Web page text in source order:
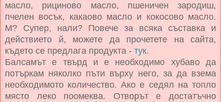
масло, рициново масло, пшеничен зародиш,
пчелен восък, какаово масло и кокосово масло.
М? Супер, нали? Повече за всяка съставка и
действието й, можете да прочетете на сайта,
където се предлага продукта - тук.
Балсамът е твърд и е необходимо хубаво да
потъркам няколко пъти върху него, за да взема
необходимото количество. Ако е седял на топло
място леко поомеква. Отворът е достатъчно